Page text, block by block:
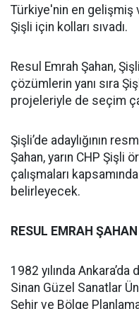
Türkiye'nin en
Şişli için kolları sıvadı.
Resul Emrah Şahan,
çözümlerin yanı sıra
projeleriyle de seçim
Şişli’de adaylığının
Şahan, yarın CHP Şişli
çalışmaları
belirleyecek.
RESUL EMRAH
1982 yılında
Sinan Güzel Sanatlar
Şehir ve Bölge